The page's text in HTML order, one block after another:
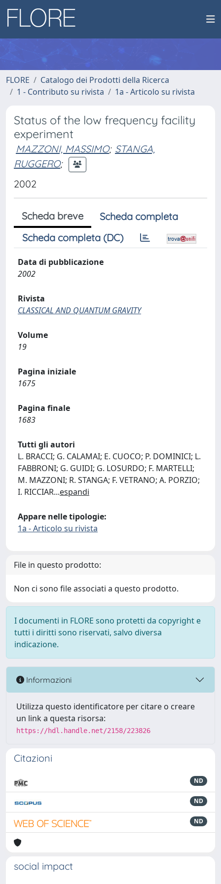
FLORE
Catalogo dei Prodotti della Ricerca
1 - Contributo su rivista
1a - Articolo su rivista
Status of the low frequency facility
experiment
MAZZONI, MASSIMO; STANGA,
RUGGERO;
2002
Scheda breve
Scheda completa
Scheda completa (DC)
Data di pubblicazione
2002
Rivista
CLASSICAL AND QUANTUM GRAVITY
Volume
19
Pagina iniziale
1675
Pagina finale
1683
Tutti gli autori
L. BRACCI; G. CALAMAI; E. CUOCO; P. DOMINICI; L.
FABBRONI; G. GUIDI; G. LOSURDO; F. MARTELLI;
M. MAZZONI; R. STANGA; F. VETRANO; A. PORZIO;
I. RICCIAR...espandi
Appare nelle tipologie:
1a - Articolo su rivista
File in questo prodotto:
Non ci sono file associati a questo prodotto.
I documenti in FLORE sono protetti da copyright e
tutti i diritti sono riservati, salvo diversa
indicazione.
Informazioni
Utilizza questo identificatore per citare o creare
un link a questa risorsa:
https://hdl.handle.net/2158/223826
Citazioni
ND
ND
ND
social impact